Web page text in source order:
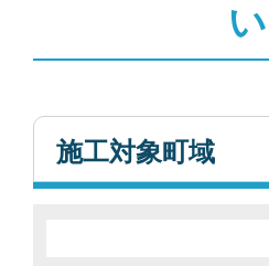
い
施工対象町域